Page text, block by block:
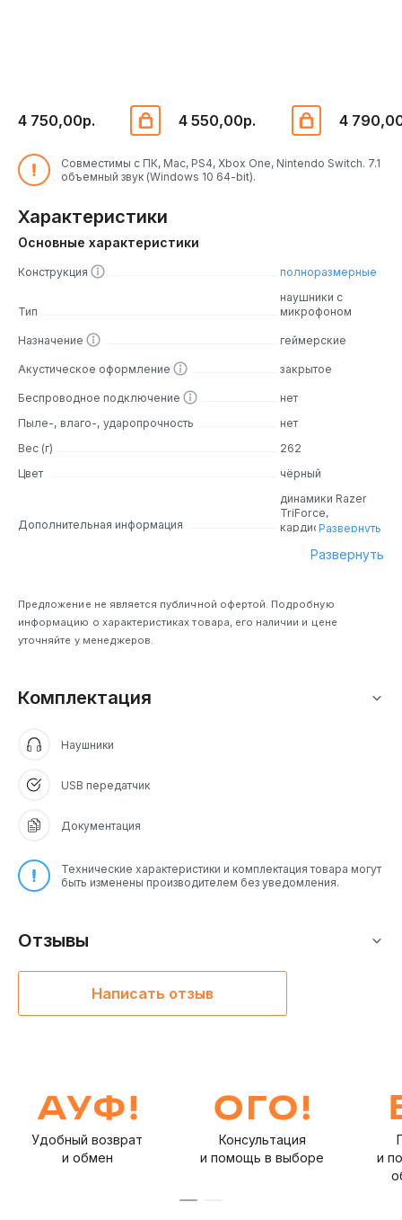
4 750,00р. 4 550,00р. 4
Совместимы с ПК, Mac, PS4, Xbox One, Nintendo Switch. 7.1
объемный звук (Windows 10 64-bit).
Характеристики
Основные характеристики
Конструкция полноразмерные
Тип
наушники с
микрофоном
Назначение геймерские
Акустическое оформление закрытое
Беспроводное подключение
нет
Пыле-, влаго-, ударопрочность
нет
Вес (г)
262
Цвет
чёрный
Дополнительная информация
динамики Razer
TriForce,
кардиоидный
HyperClear, USB
Развернуть
Развернуть
Предложение не является публичной офертой. Подробную
информацию о характеристиках товара, его наличии и цене
уточняйте у менеджеров.
Комплектация
Наушники
USB передатчик
Документация
Технические характеристики и комплектация товара могут
быть изменены производителем без уведомления.
Отзывы
Написать отзыв
Удобный возврат
и обмен
Консультация
и помощь в выборе
и